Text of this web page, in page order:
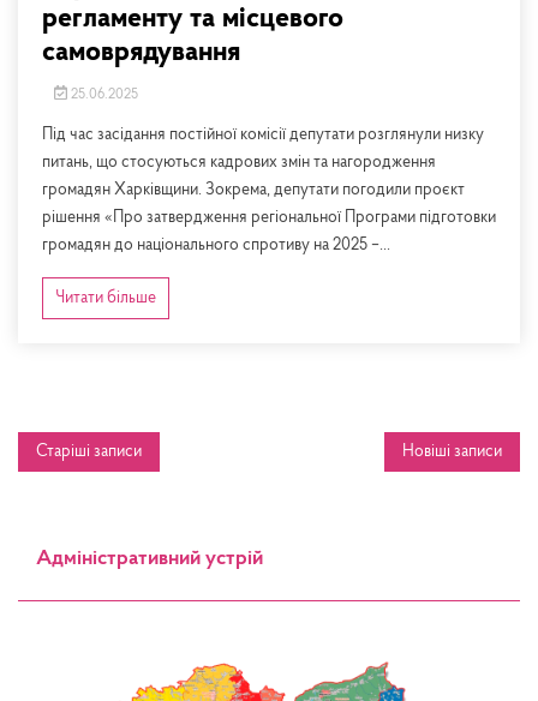
регламенту та місцевого
самоврядування
25.06.2025
Під час засідання постійної комісії депутати розглянули низку
питань, що стосуються кадрових змін та нагородження
громадян Харківщини. Зокрема, депутати погодили проєкт
рішення «Про затвердження регіональної Програми підготовки
громадян до національного спротиву на 2025 –...
Читати більше
записів
Старіші записи Новіші записи
Адміністративний устрій